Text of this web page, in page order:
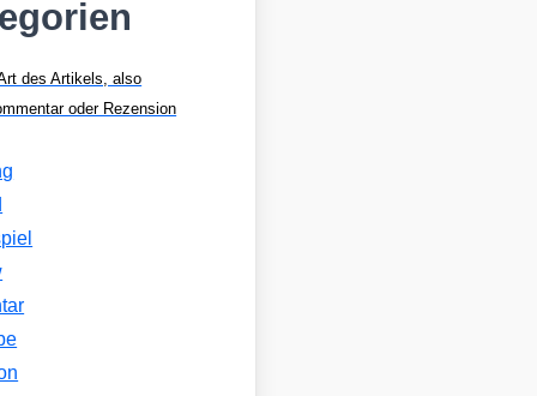
des Artikels, also
oder Rezension